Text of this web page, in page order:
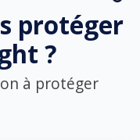
protéger
?
à protéger